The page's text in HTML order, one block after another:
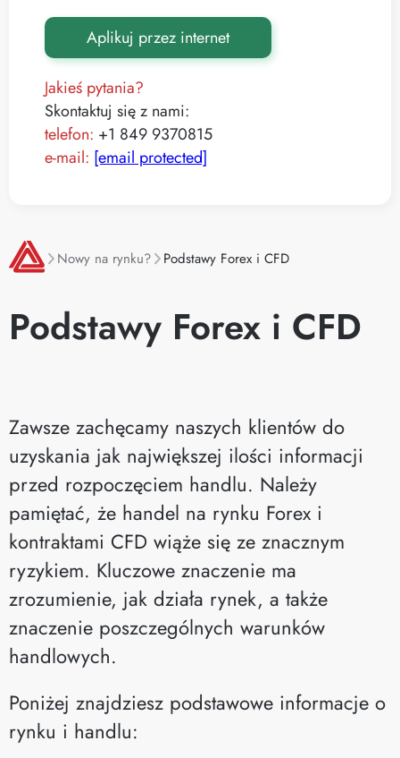
Aplikuj przez internet
Jakieś pytania?
Skontaktuj się z nami:
telefon: +1 849 9370815
e-mail: [email protected]
Nowy na rynku? Podstawy Forex i CFD
Podstawy Forex i CFD
Zawsze zachęcamy naszych klientów do
uzyskania jak największej ilości informacji
przed rozpoczęciem handlu. Należy
pamiętać, że handel na rynku Forex i
kontraktami CFD wiąże się ze znacznym
ryzykiem. Kluczowe znaczenie ma
zrozumienie, jak działa rynek, a także
znaczenie poszczególnych warunków
handlowych.
Poniżej znajdziesz podstawowe informacje o
rynku i handlu: